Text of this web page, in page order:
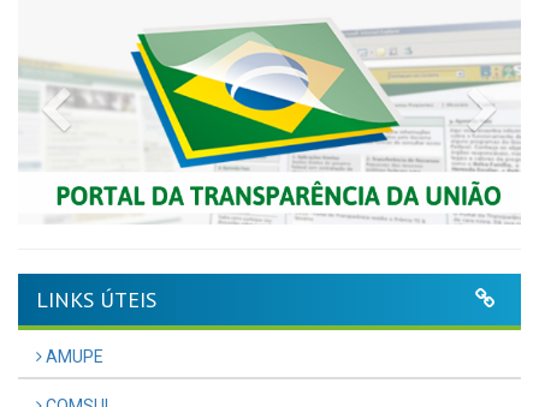
Previous
LINKS ÚTEIS
AMUPE